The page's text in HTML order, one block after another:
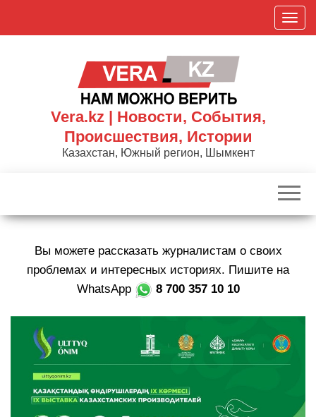
П
о
к
р
в
и
Vera.kz | Новости, События,
Происшествия, Истории
Казахстан, Южный регион, Шымкент
Вы можете рассказать журналистам о своих
проблемах и интересных историях. Пишите на
WhatsApp
8 700 357 10 10